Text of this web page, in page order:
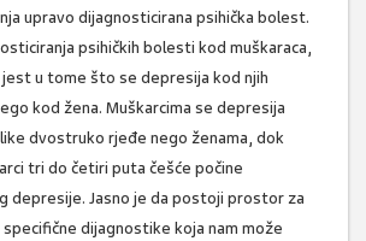
upravo dijagnosticirana psihička bolest.
psihičkih bolesti kod muškaraca,
u tome što se depresija kod njih
kod žena. Muškarcima se depresija
dvostruko rjeđe nego ženama, dok
tri do četiri puta češće počine
depresije. Jasno je da postoji prostor za
dijagnostike koja nam može